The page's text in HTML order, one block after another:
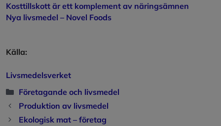
Kosttillskott är ett komplement av näringsämnen
Nya livsmedel – Novel Foods
Källa:
Livsmedelsverket
Kategorier
Företagande och livsmedel
Produktion av livsmedel
Ekologisk mat – företag